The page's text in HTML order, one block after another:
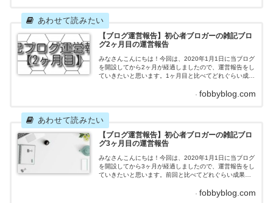
ってみましょう！雑記ブログ1ヶ月目の運営報告記事
数 2020...
【ブログ運営報告】初心者ブロガーの雑記ブロ
グ2ヶ月目の運営報告
みなさんこんにちは！今回は、2020年1月1日に当ブログ
を開設してから2ヶ月が経過しましたので、運営報告をし
ていきたいと思います。1ヶ月目と比べてどれぐらい成果
ず、2020年2月は暇だからという理由で目標を高く設定
標：11記事 2020年2月の記事数：6記事先月立てた
目...
fobbyblog.com
【ブログ運営報告】初心者ブロガーの雑記ブロ
グ3ヶ月目の運営報告
みなさんこんにちは！今回は、2020年1月1日に当ブログ
を開設してから3ヶ月が経過しましたので、運営報告をし
ていきたいと思います。前回と比べてどれぐらい成果を
流行っているせいで、自宅にいる時間が長くなっていま
fobbyblog.com